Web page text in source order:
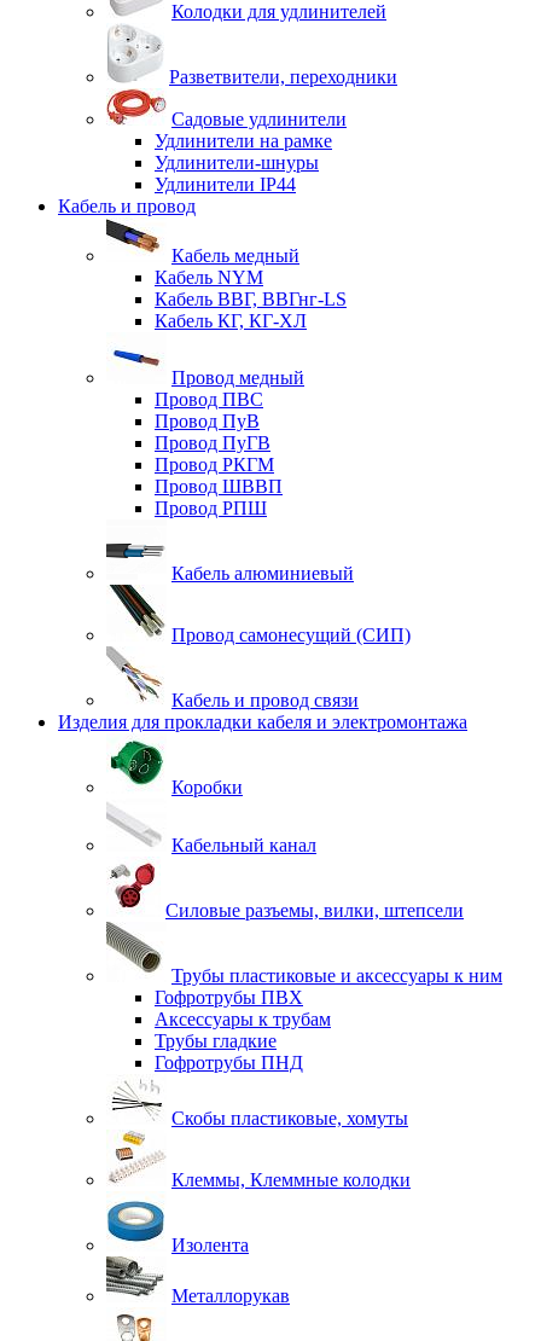
Колодки для удлинителей
Разветвители, переходники
Садовые удлинители
Удлинители на рамке
Удлинители-шнуры
Удлинители IP44
Кабель и провод
Кабель медный
Кабель NYM
Кабель ВВГ, ВВГнг-LS
Кабель КГ, КГ-ХЛ
Провод медный
Провод ПВС
Провод ПуВ
Провод ПуГВ
Провод РКГМ
Провод ШВВП
Провод РПШ
Кабель алюминиевый
Провод самонесущий (СИП)
Кабель и провод связи
Изделия для прокладки кабеля и электромонтажа
Коробки
Кабельный канал
Силовые разъемы, вилки, штепсели
Трубы пластиковые и аксессуары к ним
Гофротрубы ПВХ
Аксессуары к трубам
Трубы гладкие
Гофротрубы ПНД
Скобы пластиковые, хомуты
Клеммы, Клеммные колодки
Изолента
Металлорукав